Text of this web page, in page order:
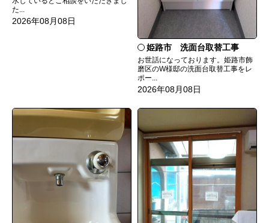
た...
2026年08月08日
姫路市 洗面台取替工事
お世話になっております。姫路市飾
磨区のW様邸の洗面台取替工事をレ
ポー...
2026年08月08日